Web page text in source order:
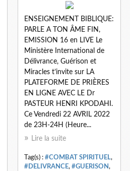
ENSEIGNEMENT BIBLIQUE:
PARLE A TON ÂME FIN,
EMISSION 16 en LIVE Le
Ministère International de
Délivrance, Guérison et
Miracles t’invite sur LA
PLATEFORME DE PRIÈRES
EN LIGNE AVEC LE Dr
PASTEUR HENRI KPODAHI.
Ce Vendredi 22 AVRIL 2022
de 23H-24H (Heure...
Lire la suite
Tag(s) : #COMBAT SPIRITUEL,
#DELIVRANCE, #GUERISON,